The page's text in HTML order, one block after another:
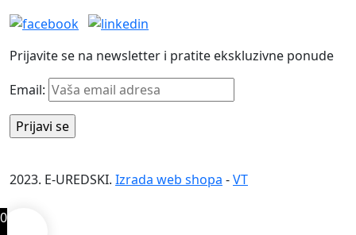
Prijavite se na newsletter i pratite ekskluzivne ponude
Email:
2023. E-UREDSKI. Izrada web shopa -VT
0